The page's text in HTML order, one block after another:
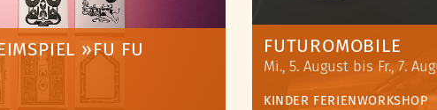
»FU FU
FUTUROMOBILE
Mi., 5. August bis Fr., 7.
KINDER FERIENWORKSHOP